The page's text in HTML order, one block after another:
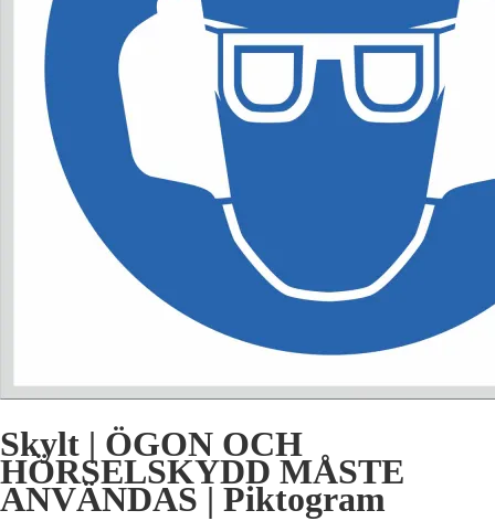
Skylt | ÖGON OCH
HÖRSELSKYDD MÅSTE
ANVÄNDAS | Piktogram